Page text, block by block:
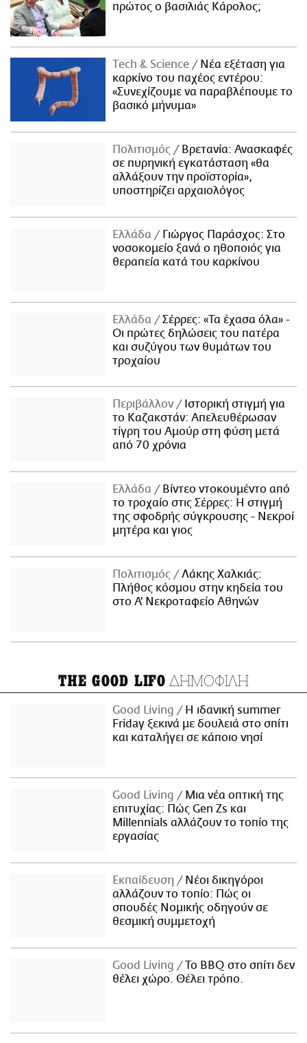
πρώτος ο βασιλιάς Κάρολος;
Τech & Science
Νέα εξέταση για
καρκίνο του παχέος εντέρου:
«Συνεχίζουμε να παραβλέπουμε το
βασικό μήνυμα»
Πολιτισμός
Βρετανία: Ανασκαφές
σε πυρηνική εγκατάσταση «θα
αλλάξουν την προϊστορία»,
υποστηρίζει αρχαιολόγος
Ελλάδα
Γιώργος Παράσχος: Στο
νοσοκομείο ξανά ο ηθοποιός για
θεραπεία κατά του καρκίνου
Ελλάδα
Σέρρες: «Τα έχασα όλα» -
Οι πρώτες δηλώσεις του πατέρα
και συζύγου των θυμάτων του
τροχαίου
Περιβάλλον
Ιστορική στιγμή για
το Καζακστάν: Απελευθέρωσαν
τίγρη του Αμούρ στη φύση μετά
από 70 χρόνια
Ελλάδα
Βίντεο ντοκουμέντο από
το τροχαίο στις Σέρρες: Η στιγμή
της σφοδρής σύγκρουσης - Νεκροί
μητέρα και γιος
Πολιτισμός
Λάκης Χαλκιάς:
Πλήθος κόσμου στην κηδεία του
στο Α' Νεκροταφείο Αθηνών
THE GOOD LIFO ΔΗΜΟΦΙΛΗ
Good Living
Η ιδανική summer
Friday ξεκινά με δουλειά στο σπίτι
και καταλήγει σε κάποιο νησί
Good Living
Μια νέα οπτική της
επιτυχίας: Πώς Gen Zs και
Millennials αλλάζουν το τοπίο της
εργασίας
Εκπαίδευση
Νέοι δικηγόροι
αλλάζουν το τοπίο: Πώς οι
σπουδές Νομικής οδηγούν σε
θεσμική συμμετοχή
Good Living
Το BBQ στο σπίτι δεν
θέλει χώρο. Θέλει τρόπο.